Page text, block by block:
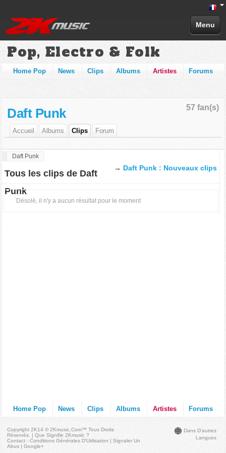
Menu
Pop, Electro & Folk
Home Pop News Clips Albums Artistes Forums
57 fan(s)
Daft Punk
Accueil Albums Clips Forum
Daft Punk
→ Daft Punk : Nouveaux clips
Tous les clips de Daft
Punk
Désolé, il n'y a aucun résultat pour le moment
Home Pop News Clips Albums Artistes Forums
Dans D'autres
Langues
Copyright 2K14 © 2Kmusic.com™Tous Droits
Réservés . |Que Signifie 2Kmusic ?
Contact - Conditions Générales D'Utilisation |Signaler Un
Abus |Google+